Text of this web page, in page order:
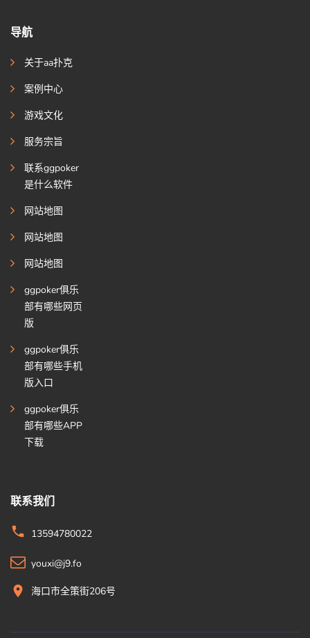
导航
关于aa扑克
案例中心
游戏文化
服务宗旨
联系ggpoker
是什么软件
网站地图
网站地图
网站地图
ggpoker俱乐
部有哪些网页
版
ggpoker俱乐
部有哪些手机
版入口
ggpoker俱乐
部有哪些APP
下载
联系我们
13594780022
youxi@j9.fo
海口市全策街206号